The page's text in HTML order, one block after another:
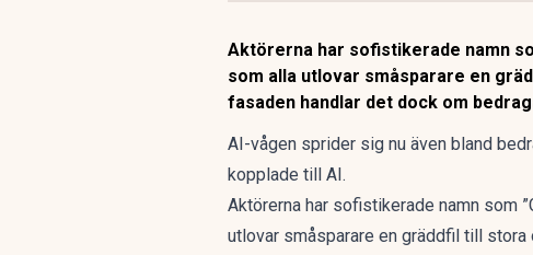
Aktörerna har sofistikerade namn
som alla utlovar småsparare en
fasaden handlar det dock om
AI-vågen sprider sig nu även bland
kopplade till AI.
Aktörerna har sofistikerade namn som
utlovar småsparare en gräddfil till